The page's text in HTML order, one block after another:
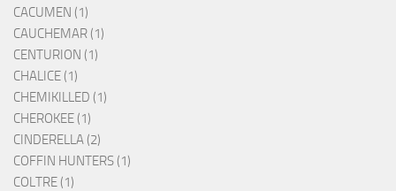
CACUMEN (1)
CAUCHEMAR (1)
CENTURION (1)
CHALICE (1)
CHEMIKILLED (1)
CHEROKEE (1)
CINDERELLA (2)
COFFIN HUNTERS (1)
COLTRE (1)